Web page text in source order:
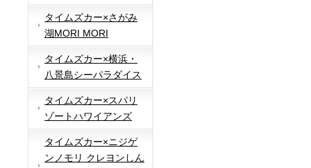
タイムズカー×さがみ
湖MORI MORI
タイムズカー×横浜・
八景島シーパラダイス
タイムズカー×スパリ
ゾートハワイアンズ
タイムズカー×ニジゲ
ンノモリ クレヨンしん